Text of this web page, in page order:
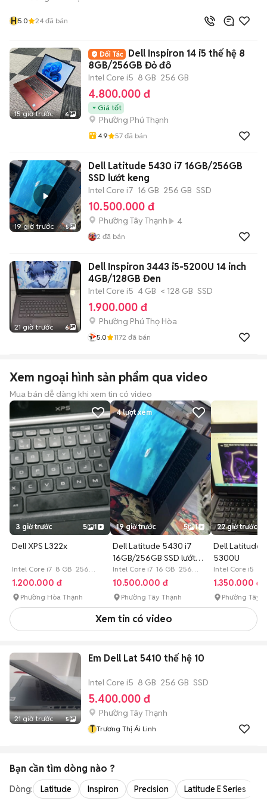
H5.0 24 đã bán
15 giờ trước 6
Dell Inspiron 14 i5 thế hệ 8
8GB/256GB Đỏ đô
Intel Core i5 8 GB 256 GB
4.800.000 đ
Giá tốt
Phường Phú Thạnh
4.9 57 đã bán
19 giờ trước 5
Dell Latitude 5430 i7 16GB/256GB
SSD lướt keng
Intel Core i7 16 GB 256 GB SSD
10.500.000 đ
Phường Tây Thạnh 4
2 đã bán
21 giờ trước 6
Dell Inspiron 3443 i5-5200U 14 inch
4GB/128GB Đen
Intel Core i5 4 GB < 128 GB SSD
1.900.000 đ
Phường Phú Thọ Hòa
5.0 1172 đã bán
Xem ngoại hình sản phẩm qua video
Mua bán dễ dàng khi xem tin có video
3 giờ trước 5 1
Dell XPS L322x
Intel Core i7 8 GB 256
GB SSD
1.200.000 đ
Phường Hòa Thạnh
4lượt xem
19 giờ trước 5 1
Dell Latitude 5430 i7
16GB/256GB SSD lướt
keng
Intel Core i7 16 GB 256
GB SSD
10.500.000 đ
Phường Tây Thạnh
22 giờ trước
Dell Latitude
5300U
Intel Core i5 4
GB SSD
1.350.000 đ
Phường Tây
Xem tin có video
21 giờ trước 5
Em Dell Lat 5410 thế hệ 10
Intel Core i5 8 GB 256 GB SSD
5.400.000 đ
Phường Tây Thạnh
T Trương Thị Ái Linh
Bạn cần tìm dòng nào ?
Dòng: Latitude Inspiron Precision Latitude E Series